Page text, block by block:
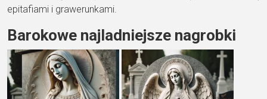
epitafiami i grawerunkami.
Barokowe najladniejsze nagrobki